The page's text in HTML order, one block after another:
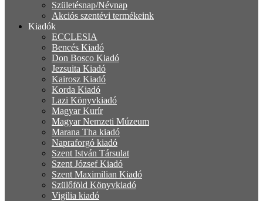
Születésnap/Névnap
Akciós szentévi termékeink
Kiadók
ECCLESIA
Bencés Kiadó
Don Bosco Kiadó
Jezsuita Kiadó
Kairosz Kiadó
Korda Kiadó
Lazi Könyvkiadó
Magyar Kurír
Magyar Nemzeti Múzeum
Marana Tha kiadó
Napraforgó kiadó
Szent István Társulat
Szent József Kiadó
Szent Maximilian Kiadó
Szülőföld Könyvkiadó
Vigilia kiadó